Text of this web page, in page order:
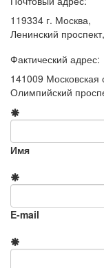
119334 г. Москва,
Ленинский
Фактический адрес:
141009
Олимпийский
Имя
E-mail